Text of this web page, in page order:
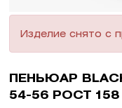
Изделие снято с
ПЕНЬЮАР
54-56 РОСТ 158